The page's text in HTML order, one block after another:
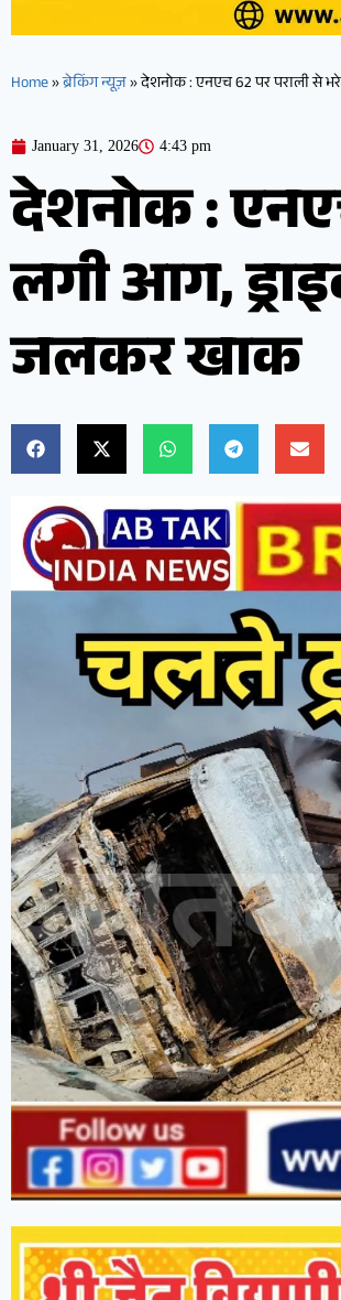
Home»ब्रेकिंग न्यूज़»देशनोक : एनएच 62 पर पराली से
January 31, 2026 4:43 pm
देशनोक :
लगी आग,
जलकर खाक